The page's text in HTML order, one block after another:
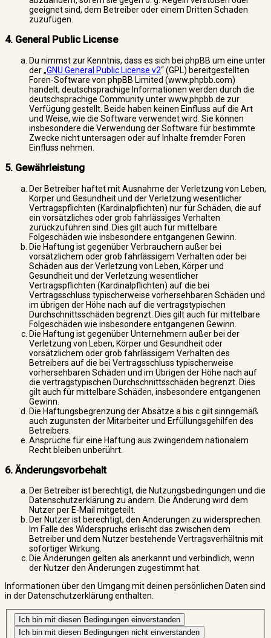
geeignet sind, dem Betreiber oder einem Dritten Schaden
zuzufügen.
4. General Public License
Du nimmst zur Kenntnis, dass es sich bei phpBB um eine unter
der „GNU General Public License v2“ (GPL) bereitgestellten
Foren-Software von phpBB Limited (www.phpbb.com)
handelt; deutschsprachige Informationen werden durch die
deutschsprachige Community unter www.phpbb.de zur
Verfügung gestellt. Beide haben keinen Einfluss auf die Art
und Weise, wie die Software verwendet wird. Sie können
insbesondere die Verwendung der Software für bestimmte
Zwecke nicht untersagen oder auf Inhalte fremder Foren
Einfluss nehmen.
5. Gewährleistung
Der Betreiber haftet mit Ausnahme der Verletzung von Leben,
Körper und Gesundheit und der Verletzung wesentlicher
Vertragspflichten (Kardinalpflichten) nur für Schäden, die auf
ein vorsätzliches oder grob fahrlässiges Verhalten
zurückzuführen sind. Dies gilt auch für mittelbare
Folgeschäden wie insbesondere entgangenen Gewinn.
Die Haftung ist gegenüber Verbrauchern außer bei
vorsätzlichem oder grob fahrlässigem Verhalten oder bei
Schäden aus der Verletzung von Leben, Körper und
Gesundheit und der Verletzung wesentlicher
Vertragspflichten (Kardinalpflichten) auf die bei
Vertragsschluss typischerweise vorhersehbaren Schäden und
im übrigen der Höhe nach auf die vertragstypischen
Durchschnittsschäden begrenzt. Dies gilt auch für mittelbare
Folgeschäden wie insbesondere entgangenen Gewinn.
Die Haftung ist gegenüber Unternehmern außer bei der
Verletzung von Leben, Körper und Gesundheit oder
vorsätzlichem oder grob fahrlässigem Verhalten des
Betreibers auf die bei Vertragsschluss typischerweise
vorhersehbaren Schäden und im Übrigen der Höhe nach auf
die vertragstypischen Durchschnittsschäden begrenzt. Dies
gilt auch für mittelbare Schäden, insbesondere entgangenen
Gewinn.
Die Haftungsbegrenzung der Absätze a bis c gilt sinngemäß
auch zugunsten der Mitarbeiter und Erfüllungsgehilfen des
Betreibers.
Ansprüche für eine Haftung aus zwingendem nationalem
Recht bleiben unberührt.
6. Änderungsvorbehalt
Der Betreiber ist berechtigt, die Nutzungsbedingungen und die
Datenschutzerklärung zu ändern. Die Änderung wird dem
Nutzer per E-Mail mitgeteilt.
Der Nutzer ist berechtigt, den Änderungen zu widersprechen.
Im Falle des Widerspruchs erlischt das zwischen dem
Betreiber und dem Nutzer bestehende Vertragsverhältnis mit
sofortiger Wirkung.
Die Änderungen gelten als anerkannt und verbindlich, wenn
der Nutzer den Änderungen zugestimmt hat.
Informationen über den Umgang mit deinen persönlichen Daten sind
in der Datenschutzerklärung enthalten.